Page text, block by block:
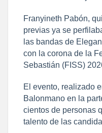
Franyineth Pabón,
previas ya se
las bandas de
con la corona de la
Sebastián (FISS)
El evento, realizado
Balonmano en la
cientos de personas
talento de las